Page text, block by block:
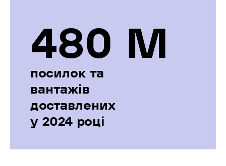
480 М
посилок та
вантажів
доставлених
у 2024 році